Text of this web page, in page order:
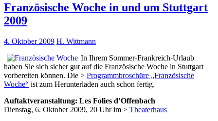
Französische Woche in und um Stuttgart
2009
4. Oktober 2009 H. Wittmann
In Ihrem Sommer-Frankreich-Urlaub
haben Sie sich sicher gut auf die Französische Woche in Stuttgart
vorbereiten können. Die > Programmbroschüre „Französische
Woche“ ist zum Herunterladen auch schon fertig.
Auftaktveranstaltung: Les Folies d’Offenbach
Dienstag, 6. Oktober 2009, 20 Uhr im > Theaterhaus